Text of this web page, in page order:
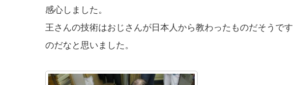
感心しました。
王さんの技術はおじさんが日本人から教わったものだそうで
のだなと思いました。